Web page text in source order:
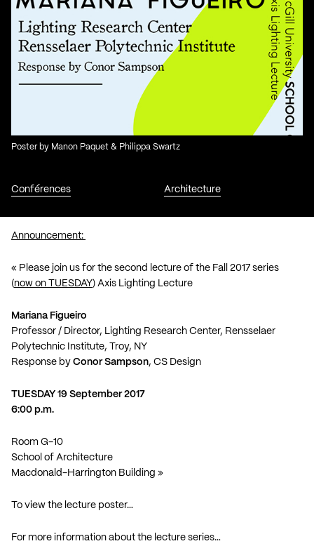
Conférences Architecture
Poster by Manon Paquet & Philippa Swartz
Announcement:
« Please join us for the second lecture of the Fall 2017 series
(now on TUESDAY) Axis Lighting Lecture
Mariana Figueiro
Professor / Director, Lighting Research Center, Rensselaer
Polytechnic Institute, Troy, NY
Response by Conor Sampson, CS Design
TUESDAY 19 September 2017
6:00 p.m.
Room G-10
School of Architecture
Macdonald-Harrington Building »
To view the lecture poster…
For more information about the lecture series…